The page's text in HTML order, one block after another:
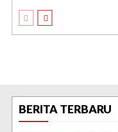
BERITA TERBARU